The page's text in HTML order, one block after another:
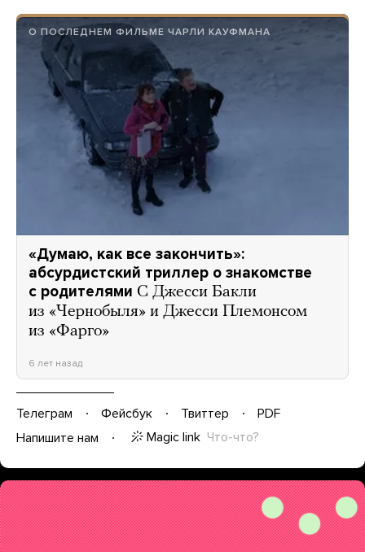
О ПОСЛЕДНЕМ ФИЛЬМЕ ЧАРЛИ КАУФМАНА
«Думаю, как все закончить»:
абсурдистский триллер о знакомстве
с родителями С Джесси Бакли
из «Чернобыля» и Джесси Племонсом
из «Фарго»
6 лет назад
Телеграм Фейсбук Твиттер
PDF
Напишите нам
Magic link Что-что?